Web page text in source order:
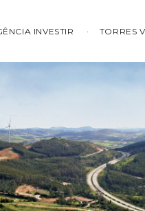
INVESTIR TORRES